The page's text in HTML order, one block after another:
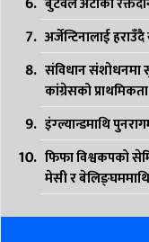
अर्जेन्टिनालाई
संविधान संशोधनमा
कांग्रेसको
इंग्ल्यान्डमाथि
फिफा विश्वकपको
मेसी र